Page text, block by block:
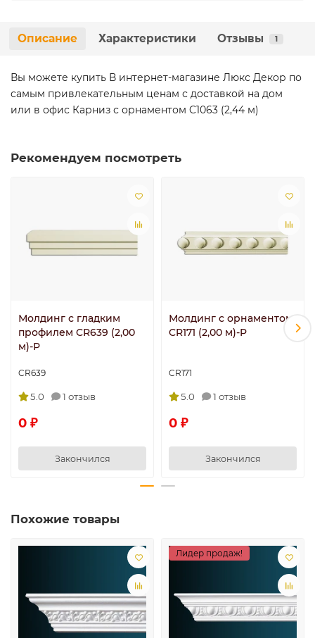
Описание Характеристики Отзывы 1
Вы можете купить В интернет-магазине Люкс Декор по
самым привлекательным ценам с доставкой на дом
или в офис Карниз с орнаментом C1063 (2,44 м)
Рекомендуем посмотреть
Молдинг с гладким
профилем CR639 (2,00
м)-P
CR639
5.0 1 отзыв
0 ₽
Закончился
Молдинг с орнаментом
CR171 (2,00 м)-P
CR171
5.0 1 отзыв
0 ₽
Закончился
Похожие товары
Лидер продаж!